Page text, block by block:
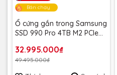
Bán chạy
Ổ cứng gắn trong Samsung
SSD 990 Pro 4TB M2 PCIe
hành 5 năm
32.995.000₫
49.495.000₫